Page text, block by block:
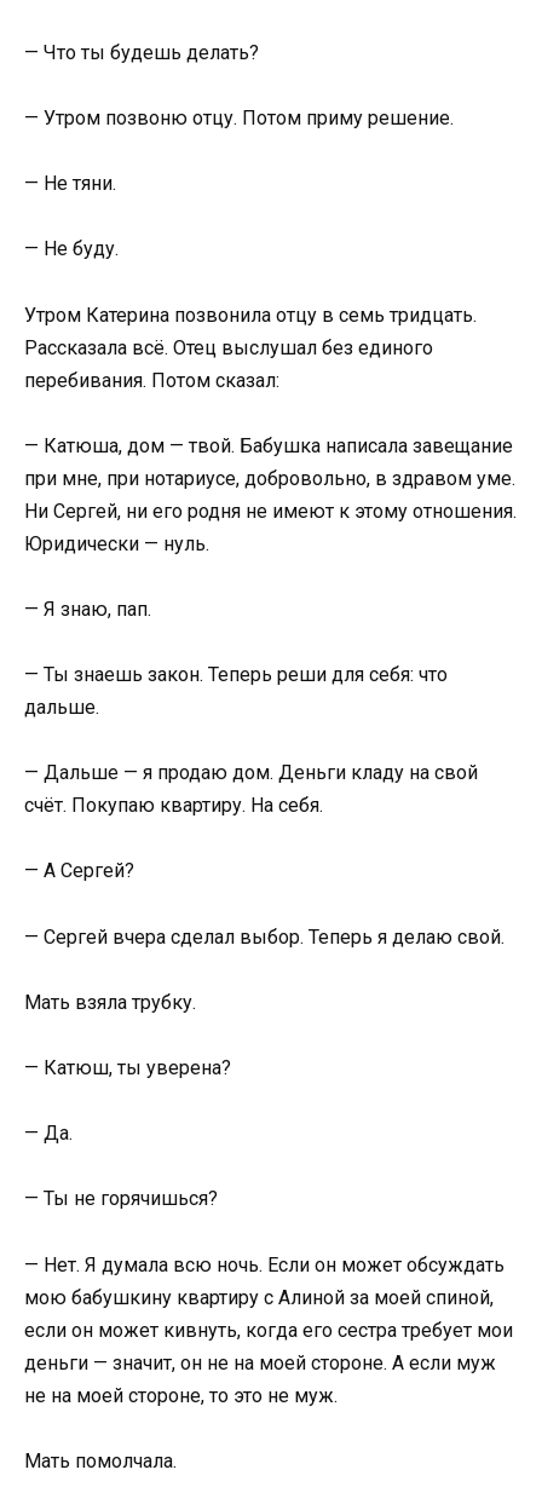
— Что ты будешь делать?
— Утром позвоню отцу. Потом приму решение.
— Не тяни.
— Не буду.
Утром Катерина позвонила отцу в семь тридцать.
Рассказала всё. Отец выслушал без единого
перебивания. Потом сказал:
— Катюша, дом — твой. Бабушка написала завещание
при мне, при нотариусе, добровольно, в здравом уме.
Ни Сергей, ни его родня не имеют к этому отношения.
Юридически — нуль.
— Я знаю, пап.
— Ты знаешь закон. Теперь реши для себя: что
дальше.
— Дальше — я продаю дом. Деньги кладу на свой
счёт. Покупаю квартиру. На себя.
— А Сергей?
— Сергей вчера сделал выбор. Теперь я делаю свой.
Мать взяла трубку.
— Катюш, ты уверена?
— Да.
— Ты не горячишься?
— Нет. Я думала всю ночь. Если он может обсуждать
мою бабушкину квартиру с Алиной за моей спиной,
если он может кивнуть, когда его сестра требует мои
деньги — значит, он не на моей стороне. А если муж
не на моей стороне, то это не муж.
Мать помолчала.